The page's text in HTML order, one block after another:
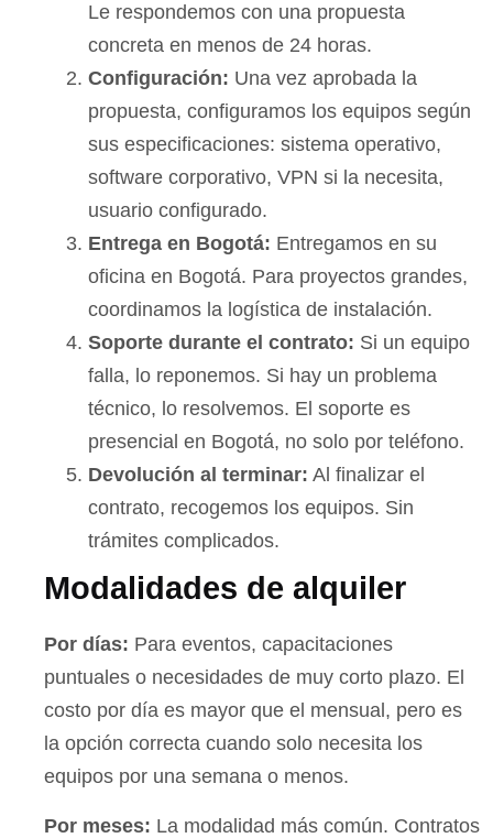
Le respondemos con una propuesta
concreta en menos de 24 horas.
Configuración: Una vez aprobada la
propuesta, configuramos los equipos según
sus especificaciones: sistema operativo,
software corporativo, VPN si la necesita,
usuario configurado.
Entrega en Bogotá: Entregamos en su
oficina en Bogotá. Para proyectos grandes,
coordinamos la logística de instalación.
Soporte durante el contrato: Si un equipo
falla, lo reponemos. Si hay un problema
técnico, lo resolvemos. El soporte es
presencial en Bogotá, no solo por teléfono.
Devolución al terminar: Al finalizar el
contrato, recogemos los equipos. Sin
trámites complicados.
Modalidades de alquiler
Por días: Para eventos, capacitaciones
puntuales o necesidades de muy corto plazo. El
costo por día es mayor que el mensual, pero es
la opción correcta cuando solo necesita los
equipos por una semana o menos.
Por meses: La modalidad más común. Contratos